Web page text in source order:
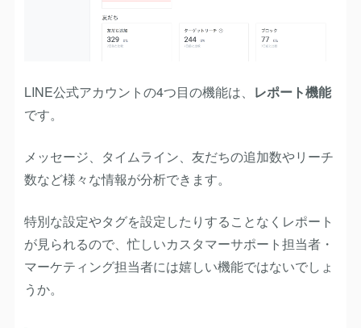
LINE公式アカウントの4つ目の機能は、 レポート機能
です。
メッセージ、タイムライン、友だちの追加数やリーチ
数など様々な情報が分析できます。
特別な設定やタグを設定したりすることなくレポート
が見られるので、忙しいカスタマーサポート担当者・
マーケティング担当者には嬉しい機能ではないでしょ
うか。